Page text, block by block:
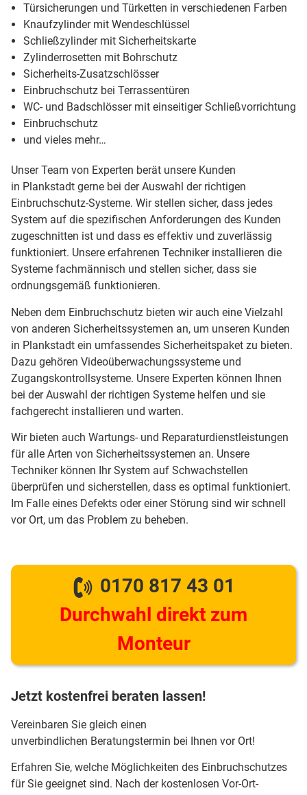
Türsicherungen und Türketten in verschiedenen Farben
Knaufzylinder mit Wendeschlüssel
Schließzylinder mit Sicherheitskarte
Zylinderrosetten mit Bohrschutz
Sicherheits-Zusatzschlösser
Einbruchschutz bei Terrassentüren
WC- und Badschlösser mit einseitiger Schließvorrichtung
Einbruchschutz
und vieles mehr…
Unser Team von Experten berät unsere Kunden
in Plankstadt gerne bei der Auswahl der richtigen
Einbruchschutz-Systeme. Wir stellen sicher, dass jedes
System auf die spezifischen Anforderungen des Kunden
zugeschnitten ist und dass es effektiv und zuverlässig
funktioniert. Unsere erfahrenen Techniker installieren die
Systeme fachmännisch und stellen sicher, dass sie
ordnungsgemäß funktionieren.
Neben dem Einbruchschutz bieten wir auch eine Vielzahl
von anderen Sicherheitssystemen an, um unseren Kunden
in Plankstadt ein umfassendes Sicherheitspaket zu bieten.
Dazu gehören Videoüberwachungssysteme und
Zugangskontrollsysteme. Unsere Experten können Ihnen
bei der Auswahl der richtigen Systeme helfen und sie
fachgerecht installieren und warten.
Wir bieten auch Wartungs- und Reparaturdienstleistungen
für alle Arten von Sicherheitssystemen an. Unsere
Techniker können Ihr System auf Schwachstellen
überprüfen und sicherstellen, dass es optimal funktioniert.
Im Falle eines Defekts oder einer Störung sind wir schnell
vor Ort, um das Problem zu beheben.
0170 817 43 01
Durchwahl direkt zum
Monteur
Jetzt kostenfrei beraten lassen!
Vereinbaren Sie gleich einen
unverbindlichen Beratungstermin bei Ihnen vor Ort!
Erfahren Sie, welche Möglichkeiten des Einbruchschutzes
für Sie geeignet sind. Nach der kostenlosen Vor-Ort-